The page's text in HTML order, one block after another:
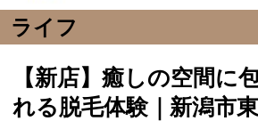
ライフ
【新店】癒しの空間に
れる脱毛体験｜新潟市